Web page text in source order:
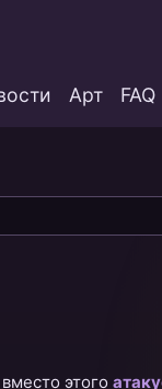
Арт FAQ
вместо этого